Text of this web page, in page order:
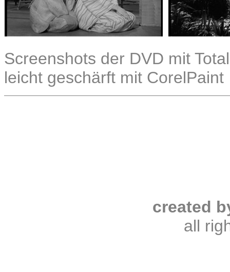
Screenshots der DVD mit
leicht geschärft mit CorelPaint
created
all